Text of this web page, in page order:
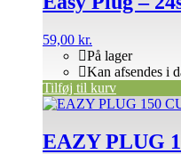
59,00 kr.
På lager
Kan afsendes i
Tilføj til kurv
EAZY PLUG